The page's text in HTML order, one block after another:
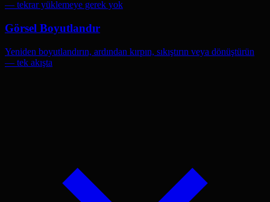
— tekrar yüklemeye gerek yok
Görsel Boyutlandır
Yeniden boyutlandırın, ardından kırpın, sıkıştırın veya dönüştürün
— tek akışta